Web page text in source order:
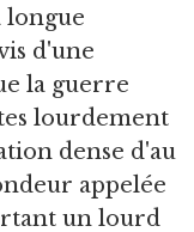
longue
d'une
la guerre
lourdement
dense d'au
appelée
un lourd